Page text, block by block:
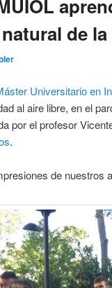
de
Universitario en
al aire libre, en el
por el profesor
.
de nuestros